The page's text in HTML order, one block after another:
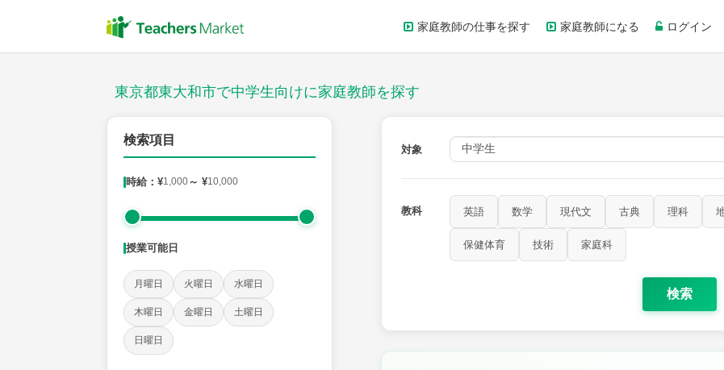
家庭教師の仕事を探す 家庭教師になる ログイン
東京都東大和市で中学生向けに家庭教師を探す
検索項目
時給：¥1,000～ ¥10,000
授業可能日
月曜日 火曜日 水曜日
木曜日 金曜日 土曜日
日曜日
対象
教科 英語 数学 現代文 古典 理科
保健体育 技術 家庭科
検索
授業スタイル
数学 現代文 古典 家庭科
時給：¥1,000 ～ ¥10,000